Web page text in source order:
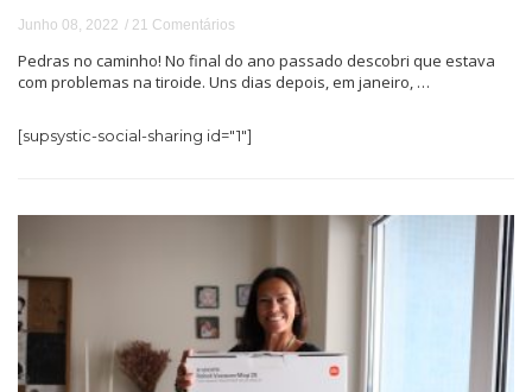
Junho 08, 2022 21 Comentários
Pedras no caminho! No final do ano passado descobri que estava
com problemas na tiroide. Uns dias depois, em janeiro, …
[supsystic-social-sharing id="1"]